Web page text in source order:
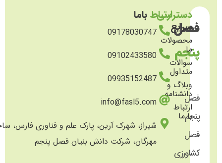
فصل
پنجم
فصل
پنجم
فصل
کشاورزی
دسترسی
سریع
محصولات
ما
سوالات
متداول
وبلاگ و
دانشنامه
ارتباط
با ما
ارتباطباما
09178030747
09102433580
09935152487
info@fasl5.com
شیراز، شهرک آرین، پارک علم و فناوری فارس،
مهرگان، شرکت دانش بنیان فصل پنجم